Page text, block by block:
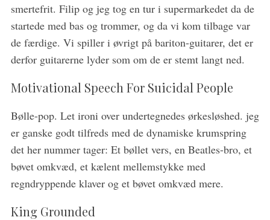
smertefrit. Filip og jeg tog en tur i supermarkedet da de
startede med bas og trommer, og da vi kom tilbage var
de færdige. Vi spiller i øvrigt på bariton-guitarer, det er
derfor guitarerne lyder som om de er stemt langt ned.
Motivational Speech For Suicidal People
Bølle-pop. Let ironi over undertegnedes ørkesløshed. jeg
er ganske godt tilfreds med de dynamiske krumspring
det her nummer tager: Et bøllet vers, en Beatles-bro, et
bøvet omkvæd, et kælent mellemstykke med
regndryppende klaver og et bøvet omkvæd mere.
King Grounded